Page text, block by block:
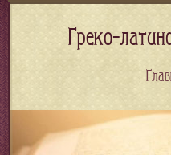
Греко-